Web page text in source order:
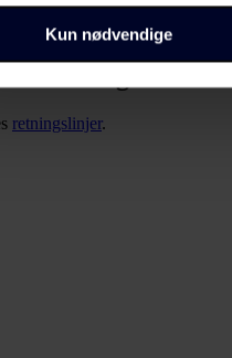
altid ændre dine
af alle sider eller på vores
anvendes på alle
www.folkeskolen.dk/
Kun nødvendige
35 år i god form
retningslinjer.